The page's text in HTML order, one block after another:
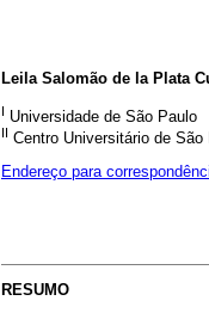
Leila Salomão de la Plata
I Universidade de São Paulo
II Centro Universitário de São
Endereço para
RESUMO